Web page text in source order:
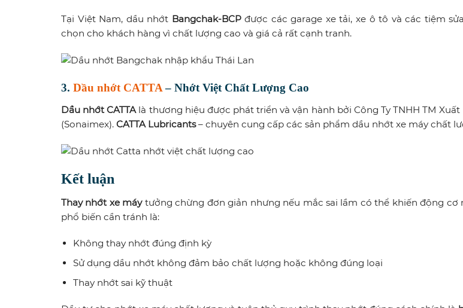
Tại Việt Nam, dầu nhớt Bangchak-BCPđược các garage xe tải, xe ô tô và các tiệm
chọn cho khách hàng vì chất lượng cao và giá cả rất cạnh tranh.
3. Dầu nhớt CATTA– Nhớt Việt Chất Lượng Cao
Dầu nhớt CATTAlà thương hiệu được phát triển và vận hành bởi Công Ty TNHH TM
(Sonaimex). CATTA Lubricants– chuyên cung cấp các sản phẩm dầu nhớt xe máy chất
Kết luận
Thay nhớt xe máytưởng chừng đơn giản nhưng nếu mắc sai lầm có thể khiến động cơ
phổ biến cần tránh là:
Không thay nhớt đúng định kỳ
Sử dụng dầu nhớt không đảm bảo chất lượng hoặc không đúng loại
Thay nhớt sai kỹ thuật